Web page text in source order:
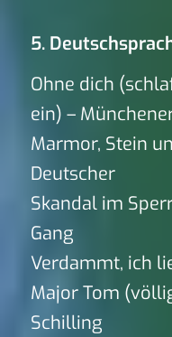
5.
Ohne dich
ein) –
Marmor, Stein
Deutscher
Skandal im
Gang
Verdammt, ich
Major Tom
Schilling